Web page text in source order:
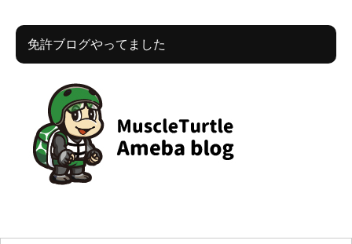
免許ブログやってました